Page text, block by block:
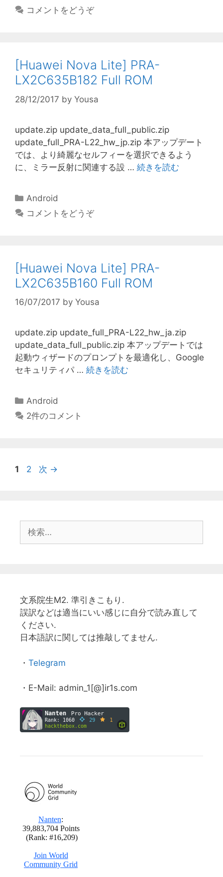
テ
コメントをどうぞ
[Huawei Nova Lite] PRA-
LX2C635B182 Full ROM
28/12/2017 by Yousa
update.zip update_data_full_public.zip
update_full_PRA-L22_hw_jp.zip 本アップデート
では、より綺麗なセルフィーを選択できるよう
に、ミラー反射に関連する設 … 続きを読む
カ
Android
コメントをどうぞ
[Huawei Nova Lite] PRA-
LX2C635B160 Full ROM
16/07/2017 by Yousa
update.zip update_full_PRA-L22_hw_ja.zip
update_data_full_public.zip 本アップデートでは
起動ウィザードのプロンプトを最適化し、Google
セキュリティパ … 続きを読む
カ
テ
Android
2件のコメント
ペ
1
ペ
2 次 →
索:
文系院生M2. 準引きこもり.
誤訳などは適当にいい感じに自分で読み直して
ください.
日本語訳に関しては推敲してません.
・ Telegram
・E-Mail: admin_1[@]ir1s.com